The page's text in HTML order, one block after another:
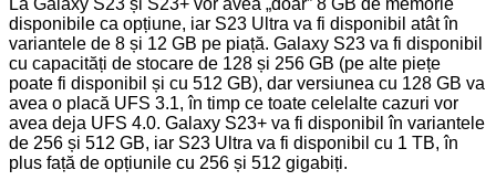
La Galaxy S23 și S23+ vor avea „doar” 8 GB de memorie
disponibile ca opțiune, iar S23 Ultra va fi disponibil atât în
variantele de 8 și 12 GB pe piață. Galaxy S23 va fi disponibil
cu capacități de stocare de 128 și 256 GB (pe alte piețe
poate fi disponibil și cu 512 GB), dar versiunea cu 128 GB va
avea o placă UFS 3.1, în timp ce toate celelalte cazuri vor
avea deja UFS 4.0. Galaxy S23+ va fi disponibil în variantele
de 256 și 512 GB, iar S23 Ultra va fi disponibil cu 1 TB, în
plus față de opțiunile cu 256 și 512 gigabiți.